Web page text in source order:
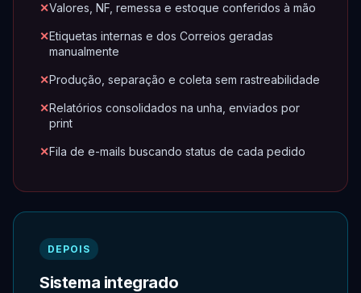
Valores, NF, remessa e estoque conferidos à mão
Etiquetas internas e dos Correios geradas
manualmente
Produção, separação e coleta sem rastreabilidade
Relatórios consolidados na unha, enviados por
print
Fila de e-mails buscando status de cada pedido
DEPOIS
Sistema integrado